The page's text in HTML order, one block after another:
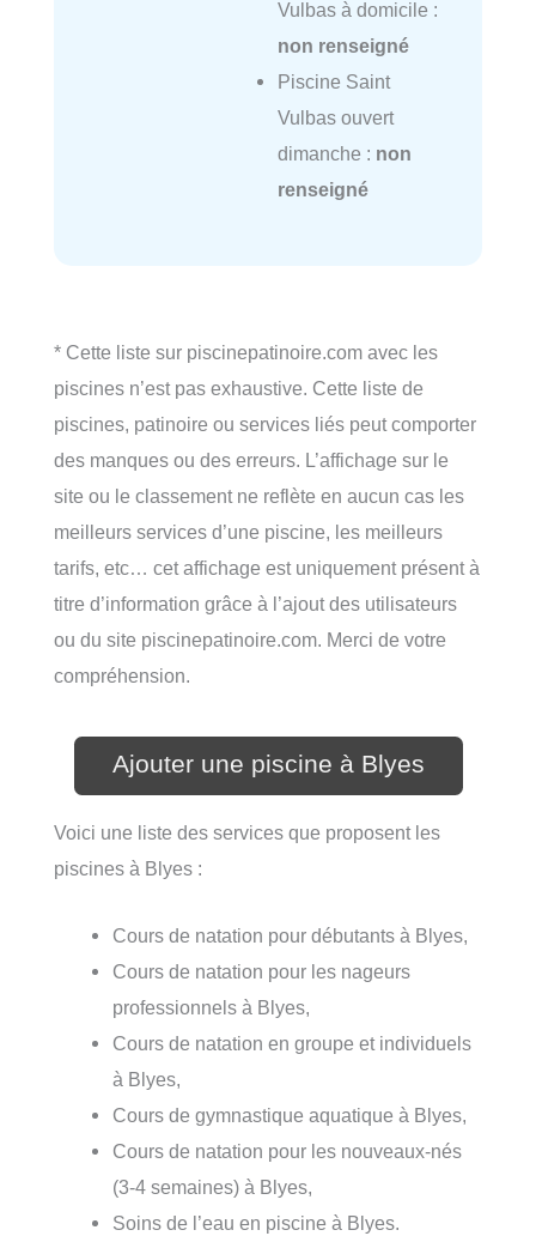
Vulbas à domicile :
non renseigné
Piscine Saint
Vulbas ouvert
dimanche : non
renseigné
* Cette liste sur piscinepatinoire.com avec les
piscines n’est pas exhaustive. Cette liste de
piscines, patinoire ou services liés peut comporter
des manques ou des erreurs. L’affichage sur le
site ou le classement ne reflète en aucun cas les
meilleurs services d’une piscine, les meilleurs
tarifs, etc… cet affichage est uniquement présent à
titre d’information grâce à l’ajout des utilisateurs
ou du site piscinepatinoire.com. Merci de votre
compréhension.
Ajouter une piscine à Blyes
Voici une liste des services que proposent les
piscines à Blyes :
Cours de natation pour débutants à Blyes,
Cours de natation pour les nageurs
professionnels à Blyes,
Cours de natation en groupe et individuels
à Blyes,
Cours de gymnastique aquatique à Blyes,
Cours de natation pour les nouveaux-nés
(3-4 semaines) à Blyes,
Soins de l’eau en piscine à Blyes.